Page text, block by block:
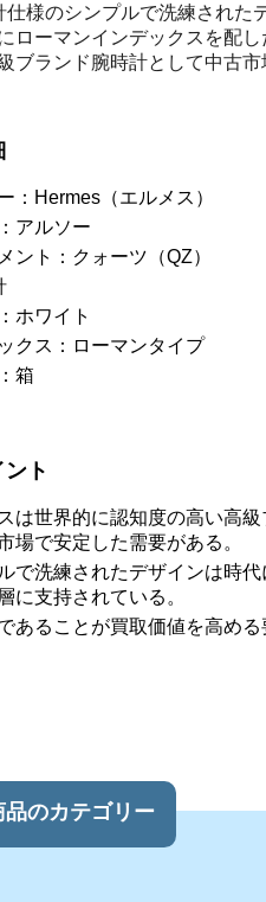
仕様のシンプルで洗練された
ローマンインデックスを配
ブランド腕時計として中古
：Hermes（エルメス）
アルソー
ント：クォーツ（QZ）
ホワイト
クス：ローマンタイプ
箱
ト
は世界的に認知度の高い高
場で安定した需要がある。
で洗練されたデザインは時
に支持されている。
あることが買取価値を高める
品のカテゴリー